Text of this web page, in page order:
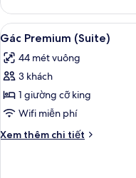
Phòng
Suite
Superior,
phòng
ngủ
Xem
tất
cả
ảnh
Gác
Premium
(Suite)
9
Gác Premium (Suite)
44 mét vuông
3 khách
1 giường cỡ king
Wifi miễn phí
Xem thêm chi tiết
Chi